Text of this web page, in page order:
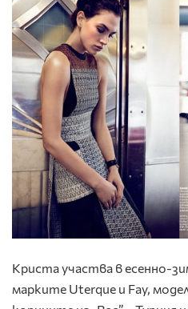
Криста участва в есенно-
марките Uterque и Fay,